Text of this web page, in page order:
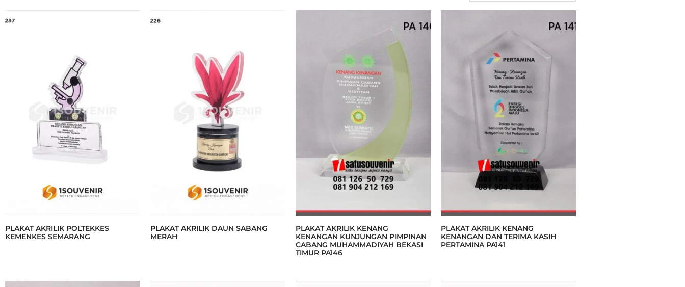
PLAKAT AKRILIK POLTEKKES
KEMENKES SEMARANG
PLAKAT AKRILIK DAUN SABANG
MERAH
PLAKAT AKRILIK KENANG
KENANGAN KUNJUNGAN PIMPINAN
CABANG MUHAMMADIYAH BEKASI
TIMUR PA146
PLAKAT AKRILIK KENANG
KENANGAN DAN TERIMA KASIH
PERTAMINA PA141